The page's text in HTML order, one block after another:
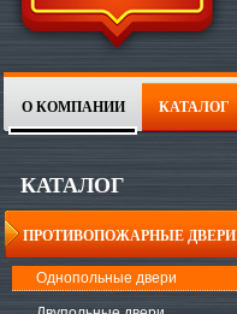
О КОМПАНИИ КАТАЛОГ
КАТАЛОГ
ПРОТИВОПОЖАРНЫЕ ДВЕРИ
Однопольные двери